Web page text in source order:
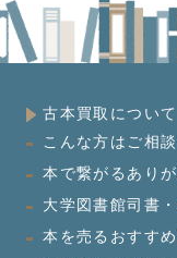
古本買取について
こんな方はご相
本で繋がるありが
大学図書館司書
本を売るおすす